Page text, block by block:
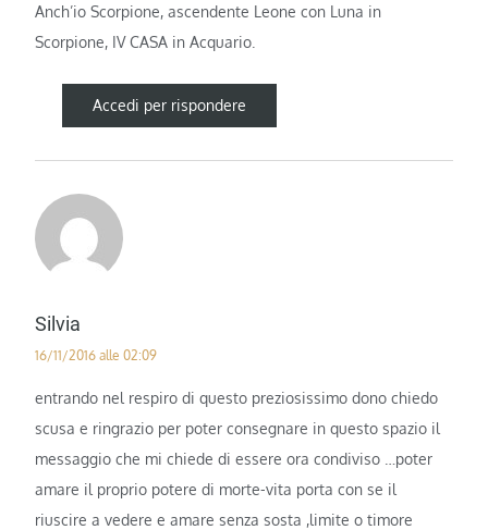
Anch’io Scorpione, ascendente Leone con Luna in
Scorpione, IV CASA in Acquario.
Accedi per rispondere
Silvia
16/11/2016 alle 02:09
entrando nel respiro di questo preziosissimo dono chiedo
scusa e ringrazio per poter consegnare in questo spazio il
messaggio che mi chiede di essere ora condiviso …poter
amare il proprio potere di morte-vita porta con se il
riuscire a vedere e amare senza sosta ,limite o timore